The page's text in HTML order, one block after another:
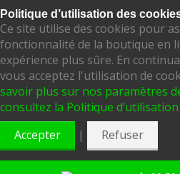
Politique d’utilisation des
Ce site utilise des cookies pour
fonctionnalité de la boutique en
expérience plus sûre. En
vous acceptez l'utilisation de
savoir plus sur nos paramètres
consultez la Politique
Accepter
| Refuser